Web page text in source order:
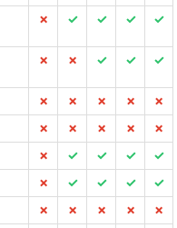
✗ ✓ ✓ ✓ ✓
✗ ✗ ✓ ✓ ✓
✗ ✗ ✗ ✗
✗
✗ ✗ ✗ ✗
✗
✗ ✓ ✓ ✓
✓
✗ ✓ ✓ ✓
✓
✗ ✗ ✗ ✗
✗